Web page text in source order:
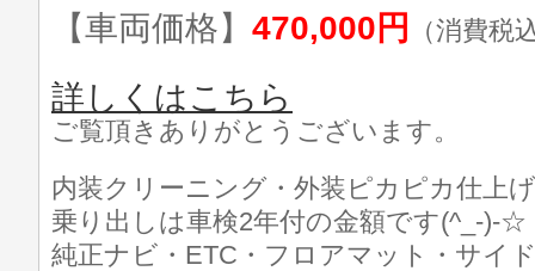
【車両価格】 470,000円 （消費税
詳しくはこちら
ご覧頂きありがとうございます。
内装クリーニング・外装ピカピカ仕上
乗り出しは車検2年付の金額です(^_-)-☆
純正ナビ・ETC・フロアマット・サイ